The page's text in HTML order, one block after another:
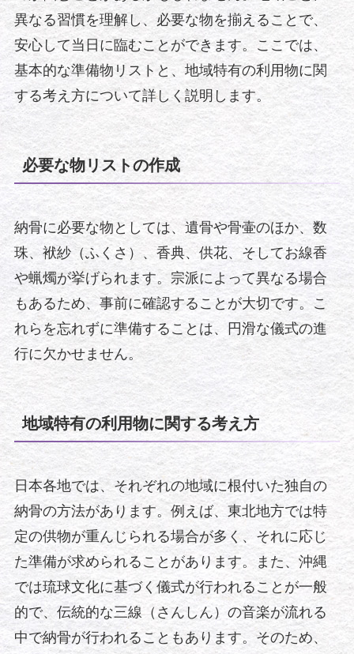
異なる習慣を理解し、必要な物を揃えることで、
安心して当日に臨むことができます。ここでは、
基本的な準備物リストと、地域特有の利用物に関
する考え方について詳しく説明します。
必要な物リストの作成
納骨に必要な物としては、遺骨や骨壷のほか、数
珠、袱紗（ふくさ）、香典、供花、そしてお線香
や蝋燭が挙げられます。宗派によって異なる場合
もあるため、事前に確認することが大切です。こ
れらを忘れずに準備することは、円滑な儀式の進
行に欠かせません。
地域特有の利用物に関する考え方
日本各地では、それぞれの地域に根付いた独自の
納骨の方法があります。例えば、東北地方では特
定の供物が重んじられる場合が多く、それに応じ
た準備が求められることがあります。また、沖縄
では琉球文化に基づく儀式が行われることが一般
的で、伝統的な三線（さんしん）の音楽が流れる
中で納骨が行われることもあります。そのため、